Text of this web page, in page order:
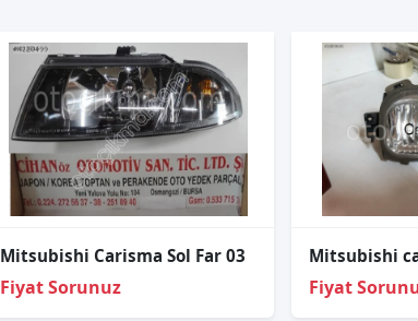
Mitsubishi Carisma Sol Far 03
Fiyat Sorunuz
Mitsubishi
Fiyat